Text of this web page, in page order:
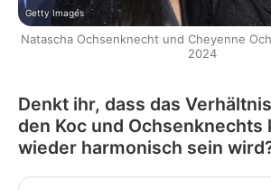
Getty Images
Natascha Ochsenknecht und Cheyenne
2024
Denkt ihr, dass das
den Koc und Ochsenknechts
wieder harmonisch sein